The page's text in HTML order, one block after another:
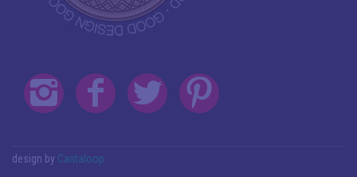
design by Cantaloop